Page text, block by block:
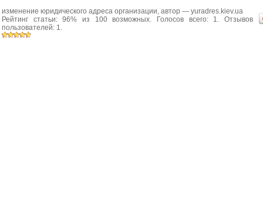
изменение юридического адреса организации, автор — yuradres.kiev.ua
Рейтинг статьи:96% из 100возможных. Голосов всего: 1. Отзывов
пользователей: 1.